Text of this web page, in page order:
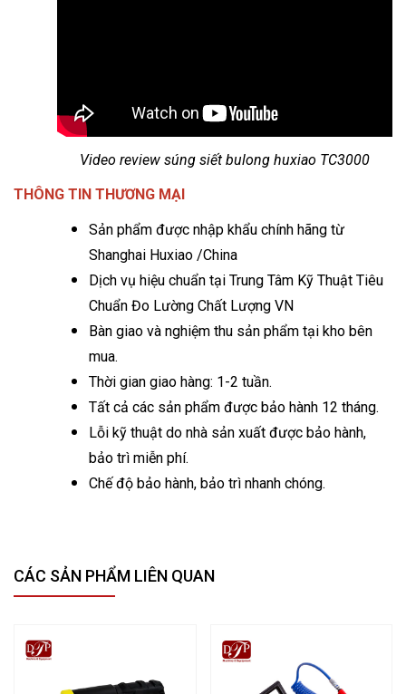
Video review súng siết bulong huxiao TC3000
THÔNG TIN THƯƠNG MẠI
Sản phẩm được nhập khẩu chính hãng từ
Shanghai Huxiao /China
Dịch vụ hiệu chuẩn tại Trung Tâm Kỹ Thuật Tiêu
Chuẩn Đo Lường Chất Lượng VN
Bàn giao và nghiệm thu sản phẩm tại kho bên
mua.
Thời gian giao hàng: 1-2 tuần.
Tất cả các sản phẩm được bảo hành 12 tháng.
Lỗi kỹ thuật do nhà sản xuất được bảo hành,
bảo trì miễn phí.
Chế độ bảo hành, bảo trì nhanh chóng.
CÁC SẢN PHẨM LIÊN QUAN